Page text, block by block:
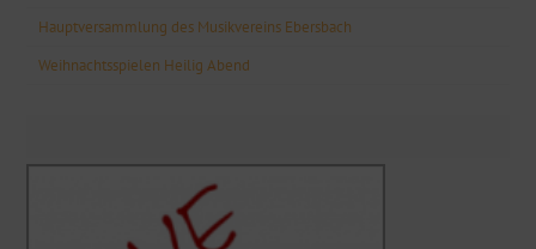
Hauptversammlung des Musikvereins Ebersbach
Weihnachtsspielen Heilig Abend